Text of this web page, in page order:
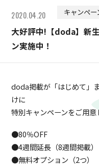
2020.04.20 キャンペー
大好評中!【doda】新
ン実施中！
doda掲載が「はじめて」
けに
特別キャンペーンをご用意
●80％OFF
●4週間延長（8週間掲載）
●無料オプション（2つ）